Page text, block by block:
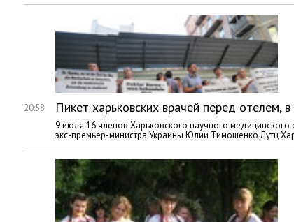
20:58 Пикет харьковских врачей перед отелем,
9 июля 16 членов Харьковского научного
экс-премьер-министра Украины Юлии Тимошенко Лутц